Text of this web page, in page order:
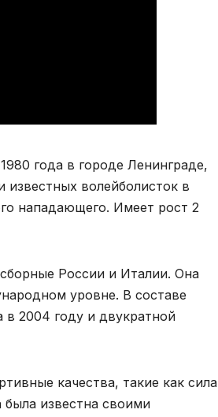
года в городе Ленинграде,
волейболисток в
нападающего. Имеет рост 2
России и Италии. Она
уровне. В составе
в 2004 году и двукратной
качества, такие как сила
была известна своими